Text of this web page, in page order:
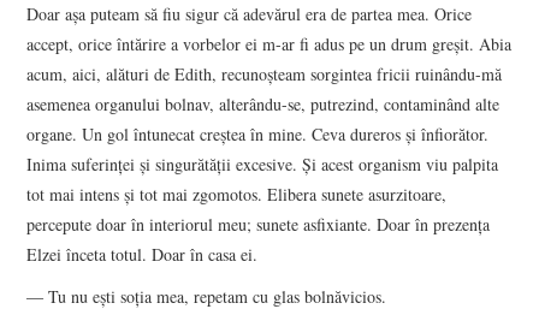
Doar aşa puteam să fiu sigur că adevărul era de partea mea. Orice
accept, orice întărire a vorbelor ei m-ar fi adus pe un drum greşit. Abia
acum, aici, alături de Edith, recunoşteam sorgintea fricii ruinându-mă
asemenea organului bolnav, alterându-se, putrezind, contaminând alte
organe. Un gol întunecat creştea în mine. Ceva dureros şi înfiorător.
Inima suferinţei şi singurătăţii excesive. Şi acest organism viu palpita
tot mai intens şi tot mai zgomotos. Elibera sunete asurzitoare,
percepute doar în interiorul meu; sunete asfixiante. Doar în prezenţa
Elzei înceta totul. Doar în casa ei.
― Tu nu eşti soţia mea, repetam cu glas bolnăvicios.